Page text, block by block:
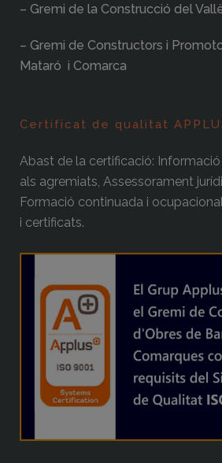
– Gremi de la Construcció del
– Gremi de Constructors i
Mataró i Comarca
Certificat de qualitat
Abast de la certificació:
als agremiats, Assessorament
Formació continuada i
i certificats.